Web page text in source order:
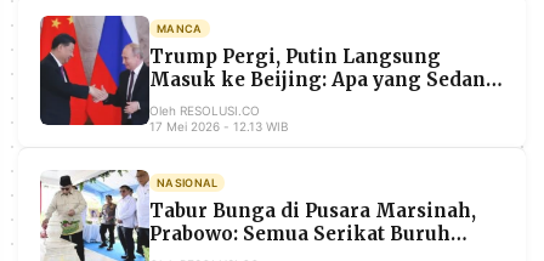
MANCA
Trump Pergi, Putin Langsung
Masuk ke Beijing: Apa yang Sedang
Dibicarakan Raksasa-raksasa Dunia
di China?
Oleh RESOLUSI.CO
17 Mei 2026 - 12.13 WIB
NASIONAL
Tabur Bunga di Pusara Marsinah,
Prabowo: Semua Serikat Buruh
Sepakat Satu Nama